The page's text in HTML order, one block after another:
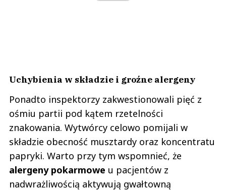
Uchybienia w składzie i groźne alergeny
Ponadto inspektorzy zakwestionowali pięć z
ośmiu partii pod kątem rzetelności
znakowania. Wytwórcy celowo pomijali w
składzie obecność musztardy oraz koncentratu
papryki. Warto przy tym wspomnieć, że
alergeny pokarmowe u pacjentów z
nadwrażliwością aktywują gwałtowną